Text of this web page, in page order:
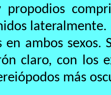
propodios
lateralmente.
en ambos sexos.
claro, con los
más